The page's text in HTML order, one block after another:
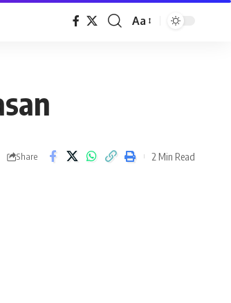
Aa
Share 2 Min Read